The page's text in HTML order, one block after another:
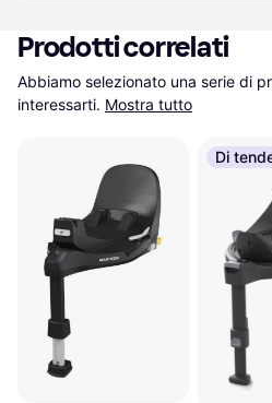
Prodotti correlati
Abbiamo selezionato una serie di
interessarti. Mostra tutto
Di